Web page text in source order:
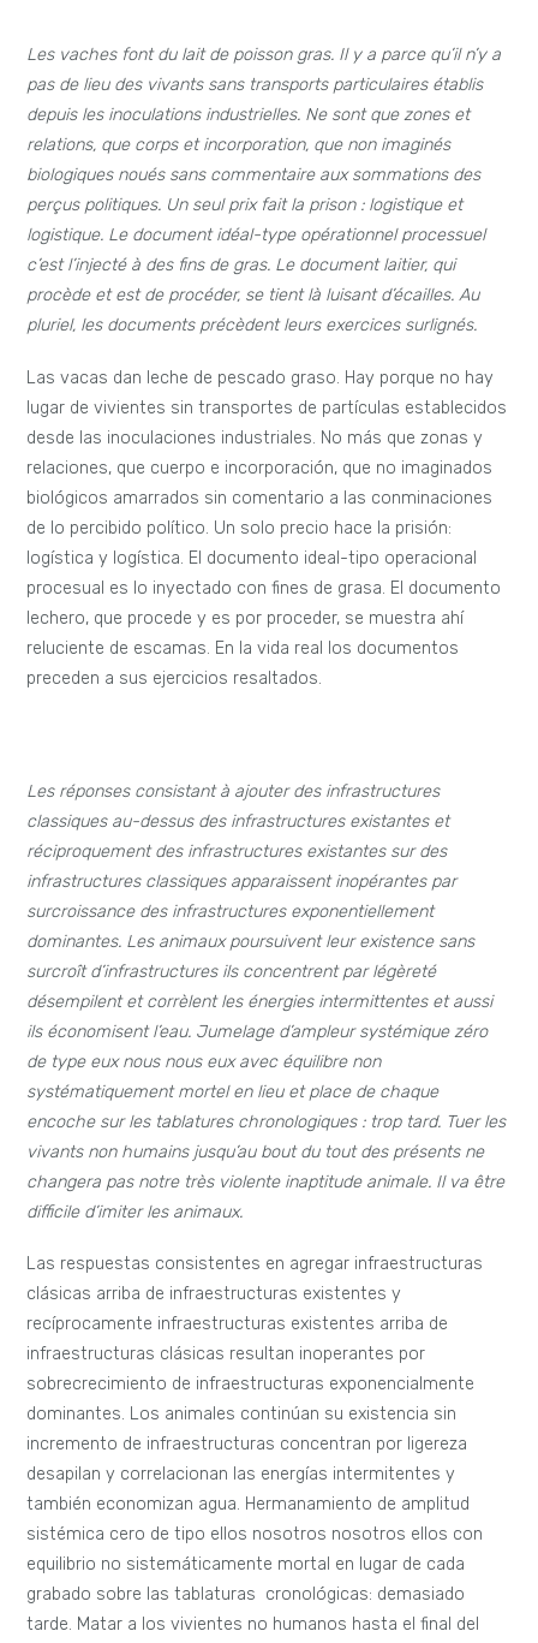
Les vaches font du lait de poisson gras. Il y a parce qu’il n’y a
pas de lieu des vivants sans transports particulaires établis
depuis les inoculations industrielles. Ne sont que zones et
relations, que corps et incorporation, que non imaginés
biologiques noués sans commentaire aux sommations des
perçus politiques. Un seul prix fait la prison : logistique et
logistique. Le document idéal-type opérationnel processuel
c’est l’injecté à des fins de gras. Le document laitier, qui
procède et est de procéder, se tient là luisant d’écailles. Au
pluriel, les documents précèdent leurs exercices surlignés.
Las vacas dan leche de pescado graso. Hay porque no hay
lugar de vivientes sin transportes de partículas establecidos
desde las inoculaciones industriales. No más que zonas y
relaciones, que cuerpo e incorporación, que no imaginados
biológicos amarrados sin comentario a las conminaciones
de lo percibido político. Un solo precio hace la prisión:
logística y logística. El documento ideal-tipo operacional
procesual es lo inyectado con fines de grasa. El documento
lechero, que procede y es por proceder, se muestra ahí
reluciente de escamas. En la vida real los documentos
preceden a sus ejercicios resaltados.
Les réponses consistant à ajouter des infrastructures
classiques au-dessus des infrastructures existantes et
réciproquement des infrastructures existantes sur des
infrastructures classiques apparaissent inopérantes par
surcroissance des infrastructures exponentiellement
dominantes. Les animaux poursuivent leur existence sans
surcroît d’infrastructures ils concentrent par légèreté
désempilent et corrèlent les énergies intermittentes et aussi
ils économisent l’eau. Jumelage d’ampleur systémique zéro
de type eux nous nous eux avec équilibre non
systématiquement mortel en lieu et place de chaque
encoche sur les tablatures chronologiques : trop tard. Tuer les
vivants non humains jusqu’au bout du tout des présents ne
changera pas notre très violente inaptitude animale. Il va être
difficile d’imiter les animaux.
Las respuestas consistentes en agregar infraestructuras
clásicas arriba de infraestructuras existentes y
recíprocamente infraestructuras existentes arriba de
infraestructuras clásicas resultan inoperantes por
sobrecrecimiento de infraestructuras exponencialmente
dominantes. Los animales continúan su existencia sin
incremento de infraestructuras concentran por ligereza
desapilan y correlacionan las energías intermitentes y
también economizan agua. Hermanamiento de amplitud
sistémica cero de tipo ellos nosotros nosotros ellos con
equilibrio no sistemáticamente mortal en lugar de cada
grabado sobre las tablaturas cronológicas: demasiado
tarde. Matar a los vivientes no humanos hasta el final del